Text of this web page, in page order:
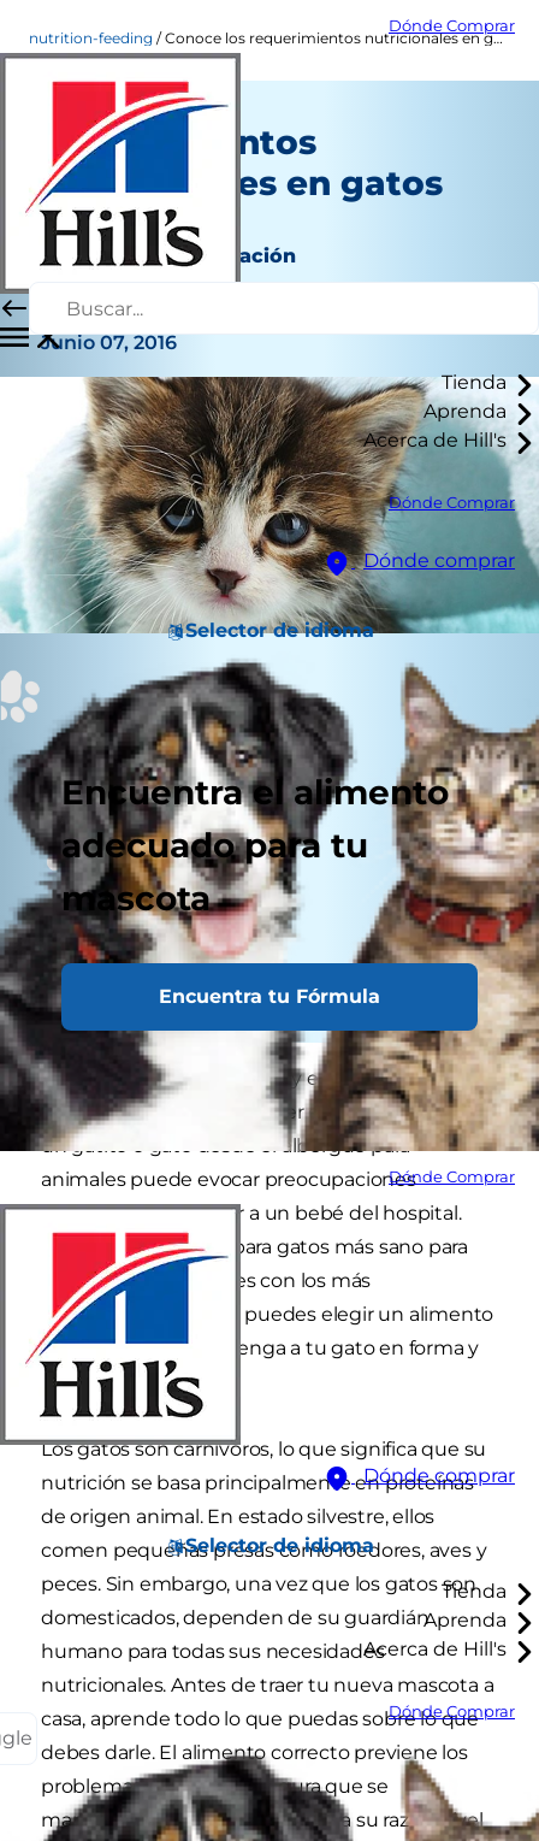
Dónde Comprar
Tienda
Aprenda
Acerca de Hill's
Dónde Comprar
Dónde comprar
Selector de idioma
Encuentra el alimento
adecuado para tu
mascota
Encuentra tu Fórmula
Dónde Comprar
Dónde comprar
Selector de idioma
Tienda
Aprenda
Acerca de Hill's
Dónde Comprar
nutrition-feeding Conoce los requerimientos nutricionales en gatos por etapas
Conoce los
requerimientos
nutricionales en gatos
por etapas
Nutrición y alimentación
Junio 07, 2016
Elegir nutrición para gatos y el alimento más
sano para tu gato puede ser difícil. Traer a casa a
un gatito o gato desde el albergue para
animales puede evocar preocupaciones
similares a las de traer a un bebé del hospital.
¿Cuál es el alimento para gatos más sano para
darle? ¿Qué nutrientes con los más
importantes? ¿Cómo puedes elegir un alimento
para gatos que mantenga a tu gato en forma y
sano?
Los gatos son carnívoros, lo que significa que su
nutrición se basa principalmente en proteínas
de origen animal. En estado silvestre, ellos
comen pequeñas presas como roedores, aves y
peces. Sin embargo, una vez que los gatos son
domesticados, dependen de su guardián
humano para todas sus necesidades
nutricionales. Antes de traer tu nueva mascota a
casa, aprende todo lo que puedas sobre lo que
debes darle. El alimento correcto previene los
problemas de salud y asegura que se
mantendrá en un peso sano para su raza y nivel